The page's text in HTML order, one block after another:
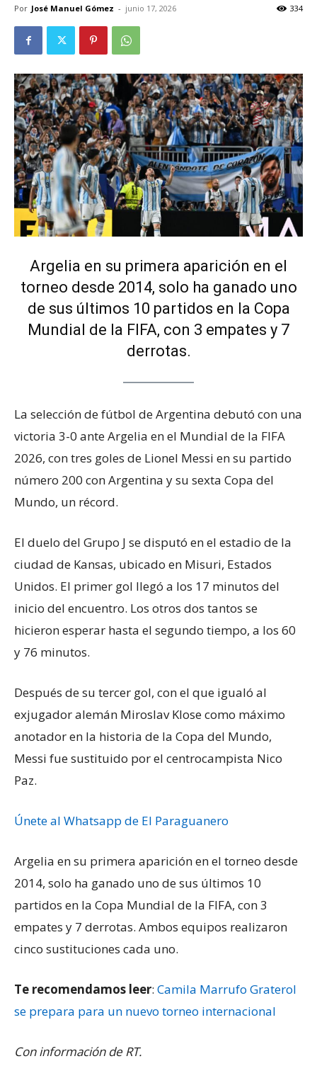
Por José Manuel Gómez - junio 17, 2026 334
Argelia en su primera aparición en el
torneo desde 2014, solo ha ganado uno
de sus últimos 10 partidos en la Copa
Mundial de la FIFA, con 3 empates y 7
derrotas.
La selección de fútbol de Argentina debutó con una
victoria 3-0 ante Argelia en el Mundial de la FIFA
2026, con tres goles de Lionel Messi en su partido
número 200 con Argentina y su sexta Copa del
Mundo, un récord.
El duelo del Grupo J se disputó en el estadio de la
ciudad de Kansas, ubicado en Misuri, Estados
Unidos. El primer gol llegó a los 17 minutos del
inicio del encuentro. Los otros dos tantos se
hicieron esperar hasta el segundo tiempo, a los 60
y 76 minutos.
Después de su tercer gol, con el que igualó al
exjugador alemán Miroslav Klose como máximo
anotador en la historia de la Copa del Mundo,
Messi fue sustituido por el centrocampista Nico
Paz.
Únete al Whatsapp de El Paraguanero
Argelia en su primera aparición en el torneo desde
2014, solo ha ganado uno de sus últimos 10
partidos en la Copa Mundial de la FIFA, con 3
empates y 7 derrotas. Ambos equipos realizaron
cinco sustituciones cada uno.
Te recomendamos leer: Camila Marrufo Graterol
se prepara para un nuevo torneo internacional
Con información de RT.